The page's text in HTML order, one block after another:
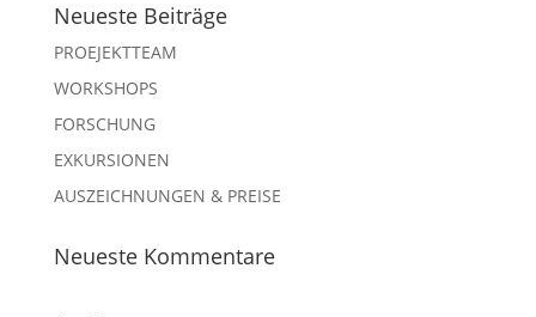
Neueste Beiträge
PROEJEKTTEAM
WORKSHOPS
FORSCHUNG
EXKURSIONEN
AUSZEICHNUNGEN & PREISE
Neueste Kommentare